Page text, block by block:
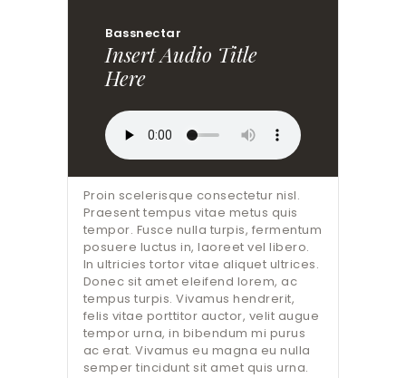
Bassnectar
Insert Audio Title
Here
Proin scelerisque consectetur nisl.
Praesent tempus vitae metus quis
tempor. Fusce nulla turpis, fermentum
posuere luctus in, laoreet vel libero.
In ultricies tortor vitae aliquet ultrices.
Donec sit amet eleifend lorem, ac
tempus turpis. Vivamus hendrerit,
felis vitae porttitor auctor, velit augue
tempor urna, in bibendum mi purus
ac erat. Vivamus eu magna eu nulla
semper tincidunt sit amet quis urna.